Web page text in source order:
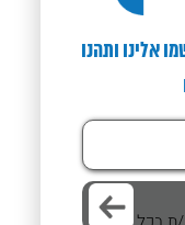
אלינו ותהנו